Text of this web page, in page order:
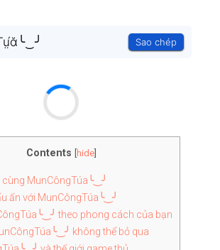
Sao chép
Contents hide]
cùng MunCôngTúa╰‿╯
ấn với MunCôngTúa╰‿╯
theo phong cách của bạn
không thể bỏ qua